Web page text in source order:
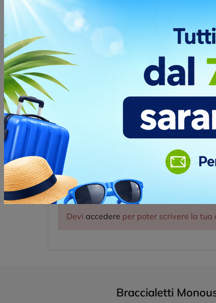
Giallo neon 12.000
+ Mostra di più
Opinione dei clienti
Devi accedere per poter scrivere la tua
Braccialetti